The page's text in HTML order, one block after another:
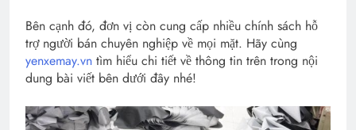
Bên cạnh đó, đơn vị còn cung cấp nhiều chính sách hỗ
trợ người bán chuyên nghiệp về mọi mặt. Hãy cùng
yenxemay.vn tìm hiểu chi tiết về thông tin trên trong nội
dung bài viết bên dưới đây nhé!